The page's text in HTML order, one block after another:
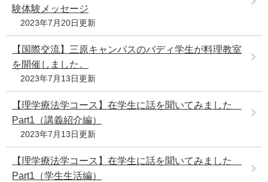
験体験メッセージ
2023年7月20日更新
【国際交流】三原キャンパスのバディ学生が料理教室
を開催しました。
2023年7月13日更新
【理学療法学コース】在学生に話を聞いてみました
Part1（講義紹介編）
2023年7月13日更新
【理学療法学コース】在学生に話を聞いてみました
Part1（学生生活編）